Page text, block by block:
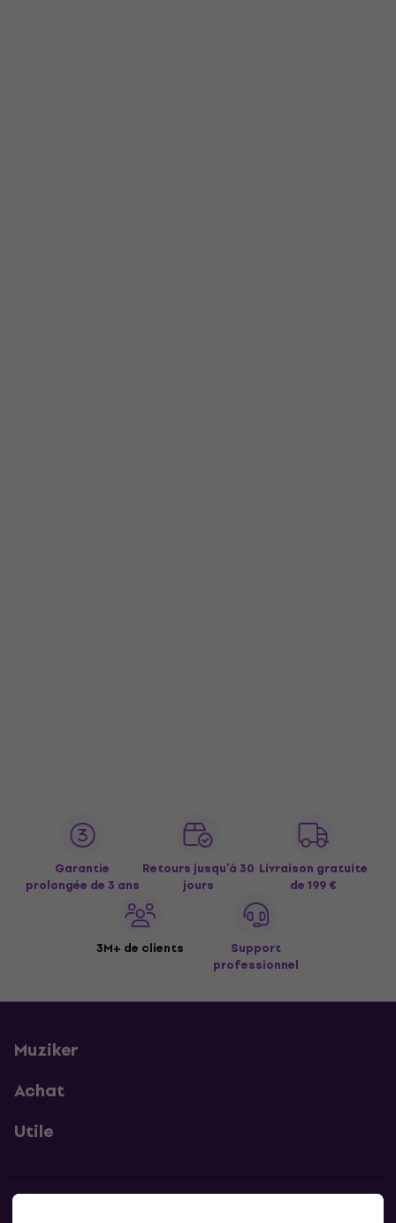
Garantie
prolongée de 3 ans
Retours jusqu’à 30
jours
Livraison gratuite
de 199 €
3M+ de clients
Support
professionnel
Muziker
Achat
Utile